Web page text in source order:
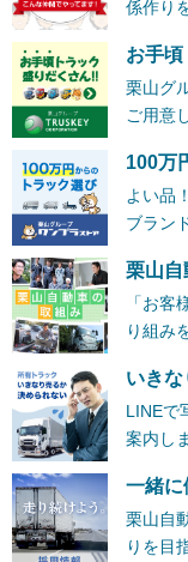
係作り
お手
栗山グ
ご用意
100万
よい品
ブラン
栗山自
「お客
り組み
いき
LINEで
案内し
一緒に
栗山自
りを目